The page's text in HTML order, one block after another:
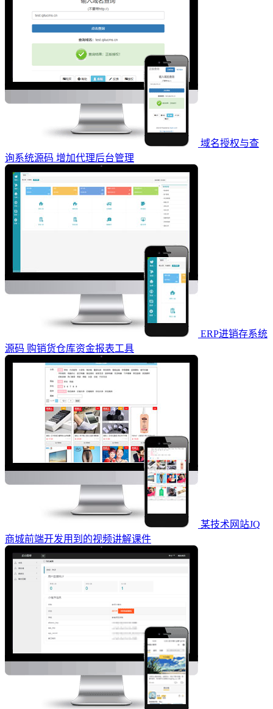
域名授权与查
询系统源码 增加代理后台管理
ERP进销存系统
源码 购销货仓库资金报表工具
某技术网站JQ
商城前端开发用到的视频讲解课件